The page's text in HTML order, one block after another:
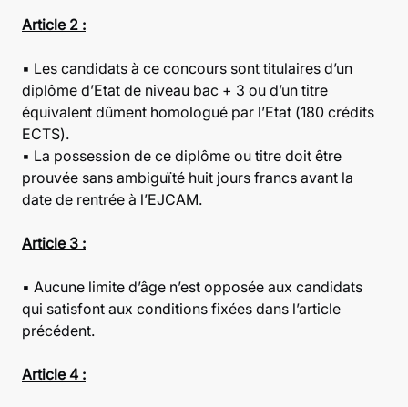
Article 2 :
▪ Les candidats à ce concours sont titulaires d’un
diplôme d’Etat de niveau bac + 3 ou d’un titre
équivalent dûment homologué par l’Etat (180 crédits
ECTS).
▪ La possession de ce diplôme ou titre doit être
prouvée sans ambiguïté huit jours francs avant la
date de rentrée à l’EJCAM.
Article 3 :
▪ Aucune limite d’âge n’est opposée aux candidats
qui satisfont aux conditions fixées dans l’article
précédent.
Article 4 :